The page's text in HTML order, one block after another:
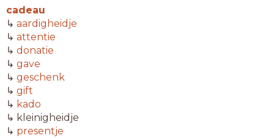
cadeau
↳ aardigheidje
↳ attentie
↳ donatie
↳ gave
↳ geschenk
↳ gift
↳ kado
↳ kleinigheidje
↳ presentje